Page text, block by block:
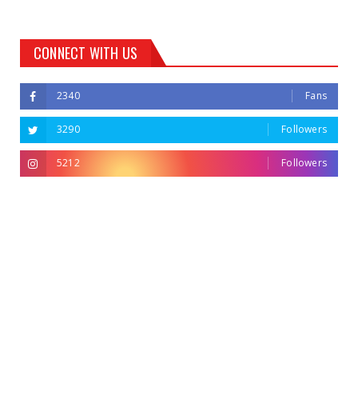
CONNECT WITH US
2340 Fans
3290 Followers
5212 Followers